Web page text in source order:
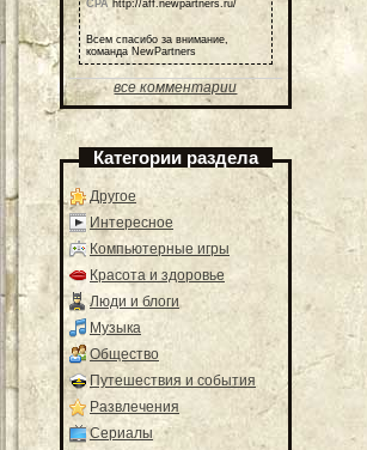
СРА http://aff.newpartners.ru/
Всем спасибо за внимание,
команда NewPartners
все комментарии
Категории раздела
Другое
Интересное
Компьютерные игры
Красота и здоровье
Люди и блоги
Музыка
Общество
Путешествия и события
Развлечения
Сериалы